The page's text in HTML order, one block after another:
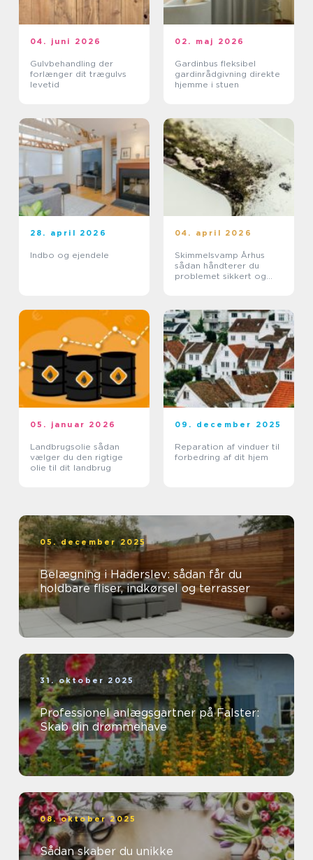
04. juni 2026
Gulvbehandling der
forlænger dit trægulvs
levetid
02. maj 2026
Gardinbus fleksibel
gardinrådgivning direkte
hjemme i stuen
28. april 2026
Indbo og ejendele
04. april 2026
Skimmelsvamp Århus
sådan håndterer du
problemet sikkert og
05. januar 2026
Landbrugsolie sådan
vælger du den rigtige
olie til dit landbrug
09. december 2025
Reparation af vinduer til
forbedring af dit hjem
05. december 2025
Belægning i Haderslev: sådan får du
holdbare fliser, indkørsel og terrasser
31. oktober 2025
Professionel anlægsgartner på Falster:
Skab din drømmehave
08. oktober 2025
Sådan skaber du unikke